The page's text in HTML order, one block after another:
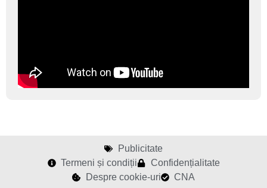
Publicitate
Termeni și condiții
Confidențialitate
Despre cookie-uri
CNA